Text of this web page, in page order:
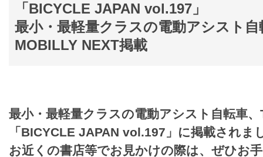
「BICYCLE JAPAN vol.197」
最小・最軽量クラスの電動アシスト自
MOBILLY NEXT掲載
最小・最軽量クラスの電動アシスト自転車
「BICYCLE JAPAN vol.197」に掲載されま
お近くの書店等でお見かけの際は、ぜひお